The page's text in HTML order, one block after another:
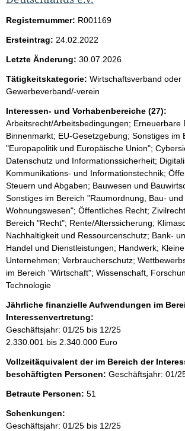
Registernummer: R001169
Ersteintrag: 24.02.2022
Letzte Änderung: 30.07.2026
Tätigkeitskategorie: Wirtschaftsverband oder
Gewerbeverband/-verein
Interessen- und Vorhabenbereiche (27):
Arbeitsrecht/Arbeitsbedingungen; Erneuerbare
Binnenmarkt; EU-Gesetzgebung; Sonstiges im
"Europapolitik und Europäische Union";
Datenschutz und Informationssicherheit;
Kommunikations- und Informationstechnik;
Steuern und Abgaben; Bauwesen und
Sonstiges im Bereich "Raumordnung, Bau- und
Wohnungswesen"; Öffentliches Recht;
Bereich "Recht"; Rente/Alterssicherung;
Nachhaltigkeit und Ressourcenschutz; Bank-
Handel und Dienstleistungen; Handwerk;
Unternehmen; Verbraucherschutz;
im Bereich "Wirtschaft"; Wissenschaft,
Technologie
Jährliche finanzielle Aufwendungen im
Interessenvertretung:
Geschäftsjahr: 01/25 bis 12/25
2.330.001 bis 2.340.000 Euro
Vollzeitäquivalent der im Bereich der
beschäftigten Personen: Geschäftsjahr: 01/
Betraute Personen: 51
Schenkungen:
Geschäftsjahr: 01/25 bis 12/25